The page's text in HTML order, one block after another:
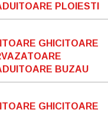
PLOIESTI
GHICITOARE
BUZAU
GHICITOARE